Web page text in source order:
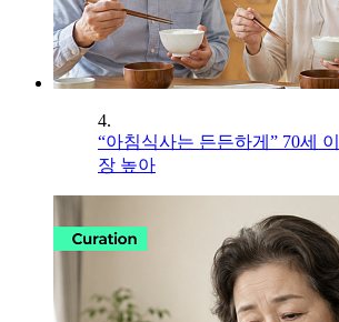
4.
“아침식사는 든든하게” 70세
장 높아